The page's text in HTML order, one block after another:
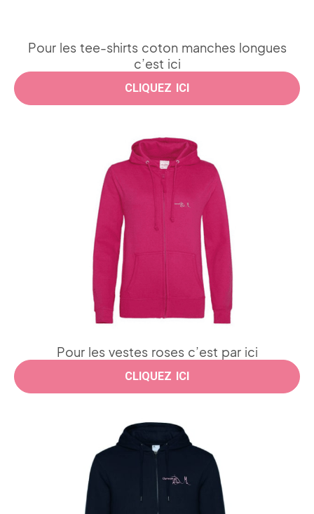
Pour les tee-shirts coton manches longues
c’est ici
CLIQUEZ ICI
Pour les vestes roses c’est par ici
CLIQUEZ ICI